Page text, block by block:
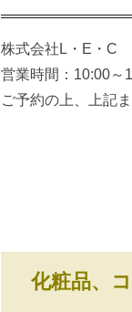
株式会社L・E・C
営業時間：10:00～
ご予約の上、上記
化粧品、